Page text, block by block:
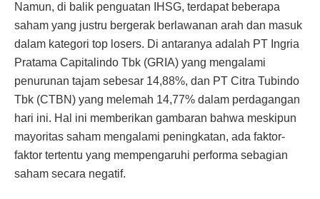
Namun, di balik penguatan IHSG, terdapat beberapa
saham yang justru bergerak berlawanan arah dan masuk
dalam kategori top losers. Di antaranya adalah PT Ingria
Pratama Capitalindo Tbk (GRIA) yang mengalami
penurunan tajam sebesar 14,88%, dan PT Citra Tubindo
Tbk (CTBN) yang melemah 14,77% dalam perdagangan
hari ini. Hal ini memberikan gambaran bahwa meskipun
mayoritas saham mengalami peningkatan, ada faktor-
faktor tertentu yang mempengaruhi performa sebagian
saham secara negatif.